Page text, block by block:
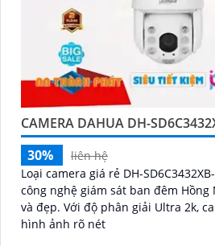
CAMERA DAHUA DH-
30%
liên hệ
Loại camera giá rẻ DH-
công nghệ giám sát ban đêm Hồng
và đẹp. Với độ phân giải Ultra 2k, camera cho chất lượng
hình ảnh rõ nét